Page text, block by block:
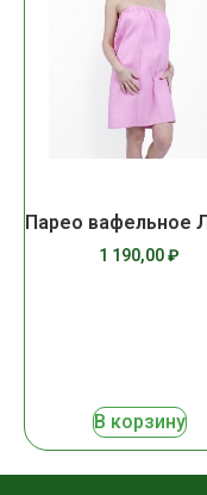
Парео вафельное
1 190,00₽
В корзину